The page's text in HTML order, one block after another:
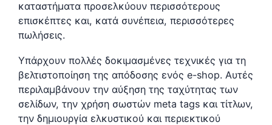
καταστήματα προσελκύουν περισσότερους
επισκέπτες και, κατά συνέπεια, περισσότερες
πωλήσεις.
Υπάρχουν πολλές δοκιμασμένες τεχνικές για τη
βελτιστοποίηση της απόδοσης ενός e-shop. Αυτές
περιλαμβάνουν την αύξηση της ταχύτητας των
σελίδων, την χρήση σωστών meta tags και τίτλων,
την δημιουργία ελκυστικού και περιεκτικού